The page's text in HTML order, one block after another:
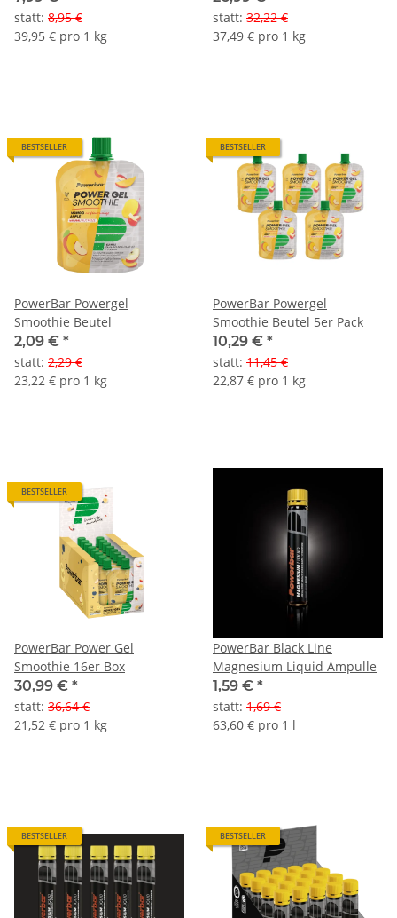
statt: 8,95 €
39,95 € pro 1 kg
statt: 32,22 €
37,49 € pro 1 kg
BESTSELLER
PowerBar Powergel
Smoothie Beutel
2,09 € *
statt: 2,29 €
23,22 € pro 1 kg
BESTSELLER
PowerBar Powergel
Smoothie Beutel 5er Pack
10,29 € *
statt: 11,45 €
22,87 € pro 1 kg
BESTSELLER
PowerBar Power Gel
Smoothie 16er Box
30,99 € *
statt: 36,64 €
21,52 € pro 1 kg
PowerBar Black Line
Magnesium Liquid Ampulle
1,59 € *
statt: 1,69 €
63,60 € pro 1 l
BESTSELLER BESTSELLER